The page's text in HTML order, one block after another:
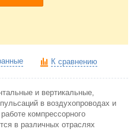
К сравнению
и вертикальные,
в воздухопроводах и
компрессорного
в различных отраслях